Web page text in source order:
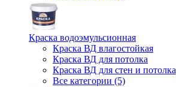
Краска водоэмульсионная
Краска ВД влагостойкая
Краска ВД для потолка
Краска ВД для стен и потолка
Все категории (5)